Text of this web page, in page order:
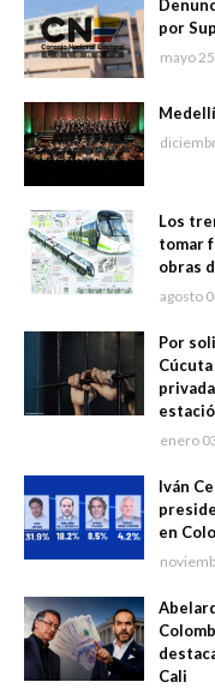
por
mayo
Los
tomar
obras
agosto
Por
enero
Iván
en
Cali